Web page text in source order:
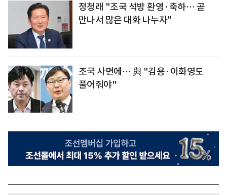
정청래 "조국 석방 환영·축하… 곧
만나서 많은 대화 나누자"
조국 사면에… 與 "김용·이화영도
풀어줘야"